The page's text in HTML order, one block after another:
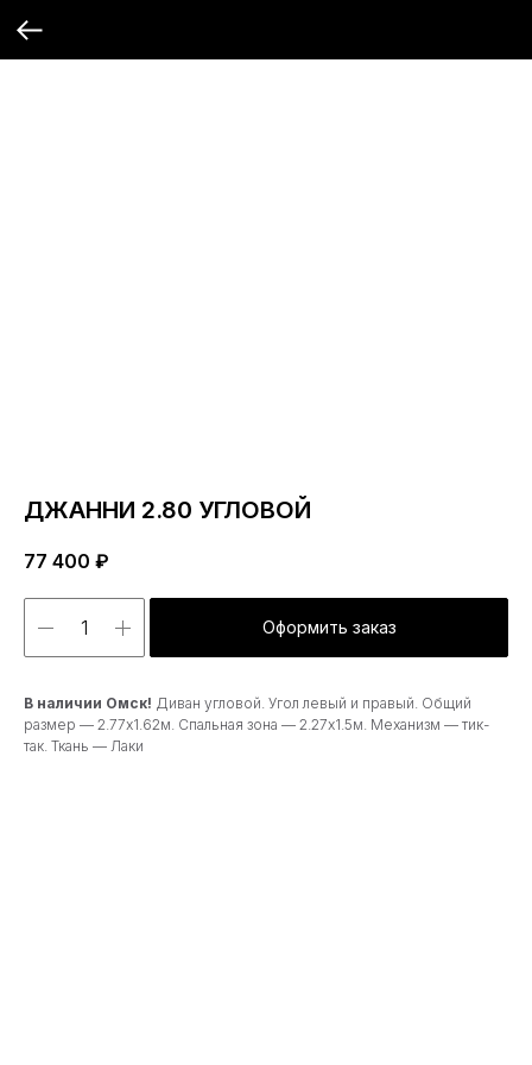
ДЖАННИ 2.80 УГЛОВОЙ
77 400 ₽
Оформить заказ
В наличии Омск! Диван угловой. Угол левый и правый. Общий
размер — 2.77х1.62м. Спальная зона — 2.27х1.5м. Механизм — тик-
так. Ткань — Лаки